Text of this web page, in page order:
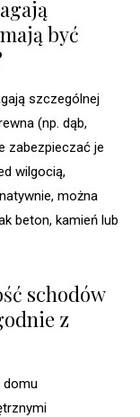
być
szczególnej
(np. dąb,
zabezpieczać je
wilgocią,
można
beton, kamień lub
schodów
z
domu